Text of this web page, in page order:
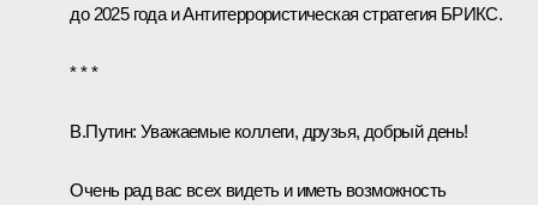
до 2025 года и Антитеррористическая стратегия БРИКС.
* * *
В.Путин: Уважаемые коллеги, друзья, добрый день!
Очень рад вас всех видеть и иметь возможность